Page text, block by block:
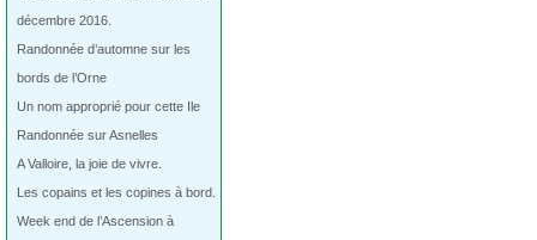
décembre 2016.
Randonnée d’automne sur les
bords de l’Orne
Un nom approprié pour cette Ile
Randonnée sur Asnelles
A Valloire, la joie de vivre.
Les copains et les copines à bord.
Week end de l’Ascension à